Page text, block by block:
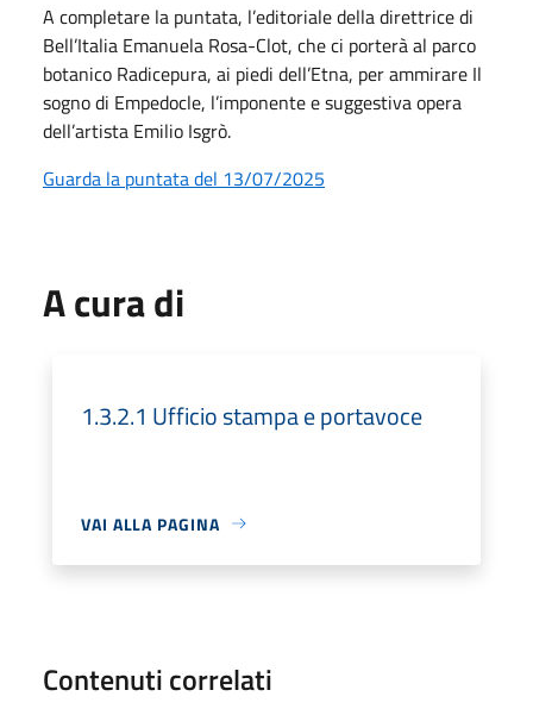
A completare la puntata, l’editoriale della direttrice di
Bell’Italia Emanuela Rosa-Clot, che ci porterà al parco
botanico Radicepura, ai piedi dell’Etna, per ammirare Il
sogno di Empedocle, l’imponente e suggestiva opera
dell’artista Emilio Isgrò.
Guarda la puntata del 13/07/2025
A cura di
1.3.2.1 Ufficio stampa e portavoce
VAI ALLA PAGINA
Contenuti correlati